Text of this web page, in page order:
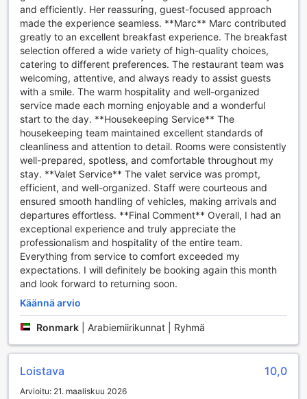
sinut lähialueen tärkeimpiin kohteisiin, tai varata taksin
helposti hotellin kautta. Jos haluat tutustua Abu Dhabin
nähtävyyksiin, hotellin tarjoamat retket ovat loistava tapa
nähdä kaupungin kauneus ja kulttuuri asiantuntevien
oppaiden johdolla.
Lisäksi Al Raha Beach Resort & Spa:ssa on tarjolla valet-
parking -palvelu, joka tekee auton pysäköinnistä
vaivatonta. Hotellin alueella on myös ilmainen pysäköinti,
joten voit tuoda oman auton mukanasi ja nauttia
vapaudesta tutkia ympäristöä omaan tahtiin. Jos tarvitset
lisäliikkumismahdollisuuksia, autovuokrauspalvelu on
saatavilla, mikä mahdollistaa joustavan ja mukautuvan
matkustamisen. Kaikki nämä palvelut tekevät Al Raha
Beach Resort & Spa:sta täydellisen valinnan niin
rentoutumiseen kuin seikkailuihin Abu Dhabissa.
Al Raha Beach Resort & Spa:n Huoneen Mukavuudet
Al Raha Beach Resort & Spa tarjoaa vierailleen
ensiluokkaiset huoneen mukavuudet, jotka tekevät
oleskelusta unohtumatonta. Jokaisessa huoneessa on
ilmastointi, joka takaa miellyttävän lämpötilan koko vierailun
ajan. Huoneissa on myös oma parveke tai terassi, josta
avautuu upea näkymä ympäröivään maisemaan. Vieraat
voivat nauttia päivittäisestä sanomalehdestä ja rentoutua
mukavissa kylpytakeissa, jotka lisäävät luksustunnelmaa.
Huoneet on varustettu kaikilla tarvittavilla mukavuuksilla,
and efficiently. Her reassuring, guest-focused approach
made the experience seamless. **Marc** Marc contributed
greatly to an excellent breakfast experience. The breakfast
selection offered a wide variety of high-quality choices,
catering to different preferences. The restaurant team was
welcoming, attentive, and always ready to assist guests
with a smile. The warm hospitality and well-organized
service made each morning enjoyable and a wonderful
start to the day. **Housekeeping Service** The
housekeeping team maintained excellent standards of
cleanliness and attention to detail. Rooms were consistently
well-prepared, spotless, and comfortable throughout my
stay. **Valet Service** The valet service was prompt,
efficient, and well-organized. Staff were courteous and
ensured smooth handling of vehicles, making arrivals and
departures effortless. **Final Comment** Overall, I had an
exceptional experience and truly appreciate the
professionalism and hospitality of the entire team.
Everything from service to comfort exceeded my
expectations. I will definitely be booking again this month
and look forward to returning soon.
Käännä arvio
Ronmark Arabiemiirikunnat | Ryhmä
Loistava 10,0
Arvioitu: 21. maaliskuu 2026